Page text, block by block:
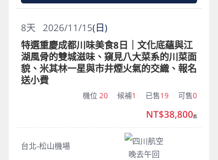
2026/11/15(日)
8天
特選重慶成都川味美食8日｜文化底蘊與江
湖風骨的雙城滋味、窺見八大菜系的川菜面
貌、米其林一星與市井煙火氣的交織、報名
送小費
機位 20 候補1 已售19 可售0
台北-松山機場
四川航空
晚去午回
NT$38,800起